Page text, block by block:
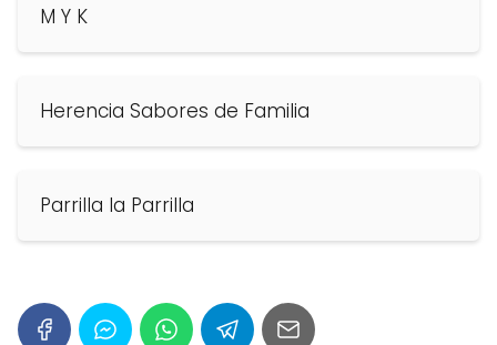
M Y K
Herencia Sabores de Familia
Parrilla la Parrilla